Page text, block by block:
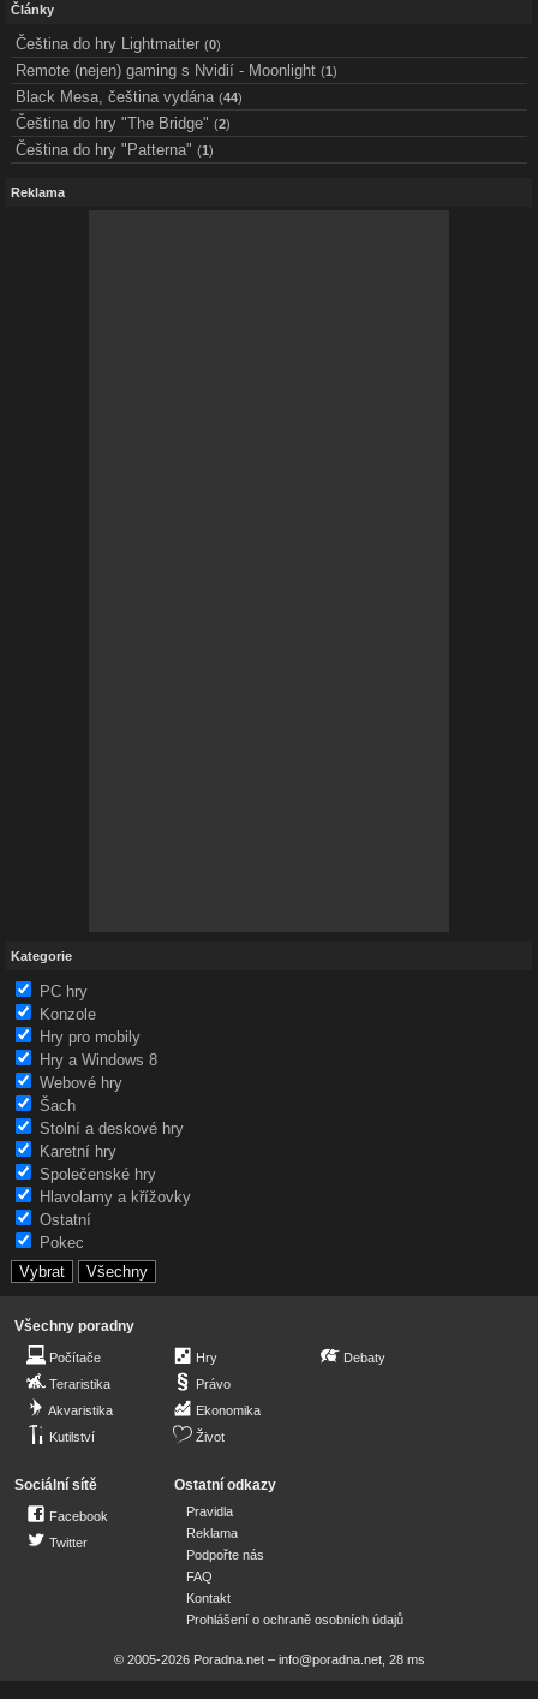
Články
Čeština do hry Lightmatter (0)
Remote (nejen) gaming s Nvidií - Moonlight (1 )
Black Mesa, čeština vydána (44)
Čeština do hry "The Bridge" (2)
Čeština do hry "Patterna" (1 )
Reklama
Kategorie
PC hry
Konzole
Hry pro mobily
Hry a Windows 8
Webové hry
Šach
Stolní a deskové hry
Karetní hry
Společenské hry
Hlavolamy a křížovky
Ostatní
Pokec
Všechny poradny
Počítače
Teraristika
Akvaristika
Kutilství
Hry
Právo
Ekonomika
Život
Debaty
Sociální sítě
Facebook
Twitter
Ostatní odkazy
Pravidla
Reklama
Podpořte nás
FAQ
Kontakt
Prohlášení o ochraně osobních údajů
© 2005-2026 Poradna.net – info@poradna.net, 28 ms